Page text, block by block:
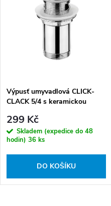
Výpusť umyvadlová CLICK-
CLACK 5/4 s keramickou
CC6829W, chrom/bílá
299 Kč
Skladem (expedice do 48
hodin) 36 ks
DO KOŠÍKU